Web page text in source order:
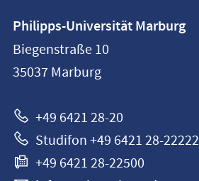
Philipps-
Universität
Marburg
Philipps-Universität Marburg
Biegenstraße 10
35037 Marburg
+49 6421 28-20
Studifon +49 6421 28-22222
+49 6421 28-22500